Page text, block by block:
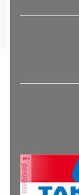
реклама